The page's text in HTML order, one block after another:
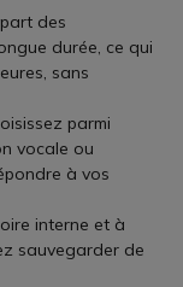
des
durée, ce qui
sans
parmi
vocale ou
à vos
interne et à
sauvegarder de